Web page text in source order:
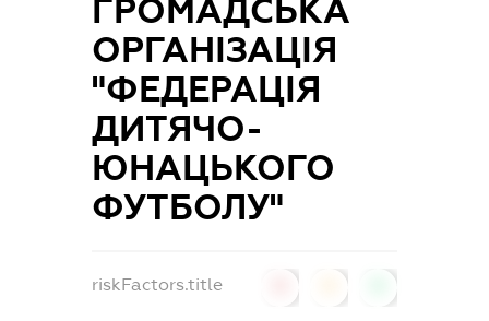
ГРОМАДСЬКА
ОРГАНІЗАЦІЯ
"ФЕДЕРАЦІЯ
ДИТЯЧО-
ЮНАЦЬКОГО
ФУТБОЛУ"
riskFactors.title